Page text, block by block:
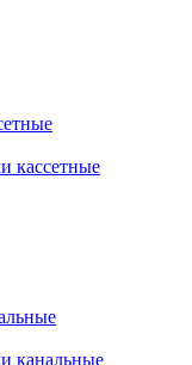
кассетные
канальные